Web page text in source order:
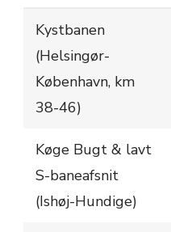
Kystbanen
(Helsingør-
København, km
38-46)
Køge Bugt & lavt
S-baneafsnit
(Ishøj-Hundige)